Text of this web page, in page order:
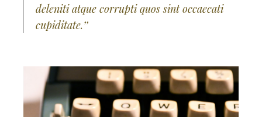
deleniti atque corrupti quos sint occaecati
cupiditate.’’